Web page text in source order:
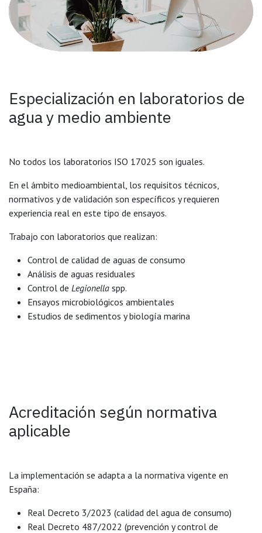
Especialización en laboratorios de
agua y medio ambiente
No todos los laboratorios ISO 17025 son iguales.
En el ámbito medioambiental, los requisitos técnicos,
normativos y de validación son específicos y requieren
experiencia real en este tipo de ensayos.
Trabajo con laboratorios que realizan:
Control de calidad de aguas de consumo
Análisis de aguas residuales
Control de Legionella spp.
Ensayos microbiológicos ambientales
Estudios de sedimentos y biología marina
Acreditación según normativa
aplicable
La implementación se adapta a la normativa vigente en
España:
Real Decreto 3/2023 (calidad del agua de consumo)
Real Decreto 487/2022 (prevención y control de